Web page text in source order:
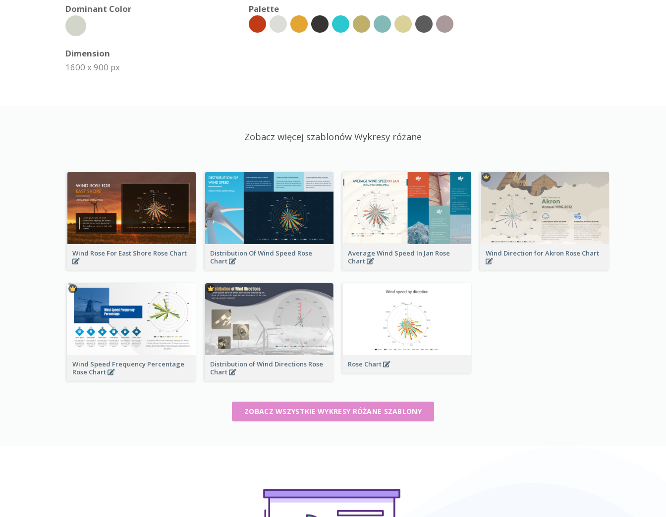
Dominant Color
Palette
Dimension
1600 x 900 px
Zobacz więcej szablonów Wykresy różane
Wind Rose For East Shore Rose Chart
Distribution Of Wind Speed Rose
Chart
Average Wind Speed In Jan Rose
Chart
Wind Direction for Akron Rose Chart
Wind Speed Frequency Percentage
Rose Chart
Distribution of Wind Directions Rose
Chart
Rose Chart
ZOBACZ WSZYSTKIE WYKRESY RÓŻANE SZABLONY